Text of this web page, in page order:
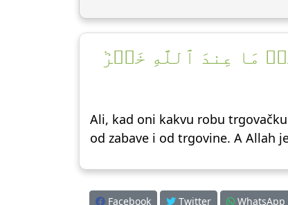
مَا عِندَ ٱللَّهِ خَيۡرٞ
Ali, kad oni kakvu robu
od zabave i od trgovine. A Allah
Facebook Twitter WhatsApp